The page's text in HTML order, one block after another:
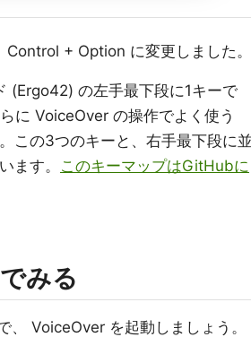
Control + Option に変更しました。
(Ergo42) の左手最下段に1キーで
に VoiceOver の操作でよく使う
この3つのキーと、右手最下段に
ます。 このキーマップはGitHubに
みる
VoiceOver を起動しましょう。